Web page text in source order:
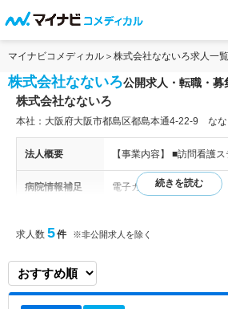
マイナビコメディカル 株式会社なないろ求人一覧
株式会社なないろ公開求人・転職・募
株式会社なないろ
本社：大阪府大阪市都島区都島本通4-22-9 な
法人概要 【事業内容】 ■訪問看護
病院情報補足 電子カルテ導入済み
おり、若いスタッフが多
求人数 5件 ※非公開求人を除く